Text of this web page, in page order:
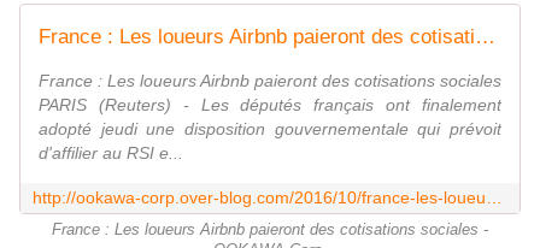
France : Les loueurs Airbnb paieront des cotisations sociales - OOKAWA Corp.
France : Les loueurs Airbnb paieront des cotisations sociales
PARIS (Reuters) - Les députés français ont finalement
adopté jeudi une disposition gouvernementale qui prévoit
d'affilier au RSI e...
France : Les loueurs Airbnb paieront des cotisations sociales -